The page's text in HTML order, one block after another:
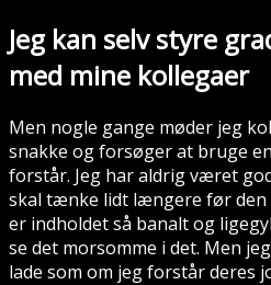
Jeg kan selv styre
med mine kollegaer
Men nogle gange møder jeg
snakke og forsøger at bruge
forstår. Jeg har aldrig været
skal tænke lidt længere før den
er indholdet så banalt og
se det morsomme i det. Men
lade som om jeg forstår deres